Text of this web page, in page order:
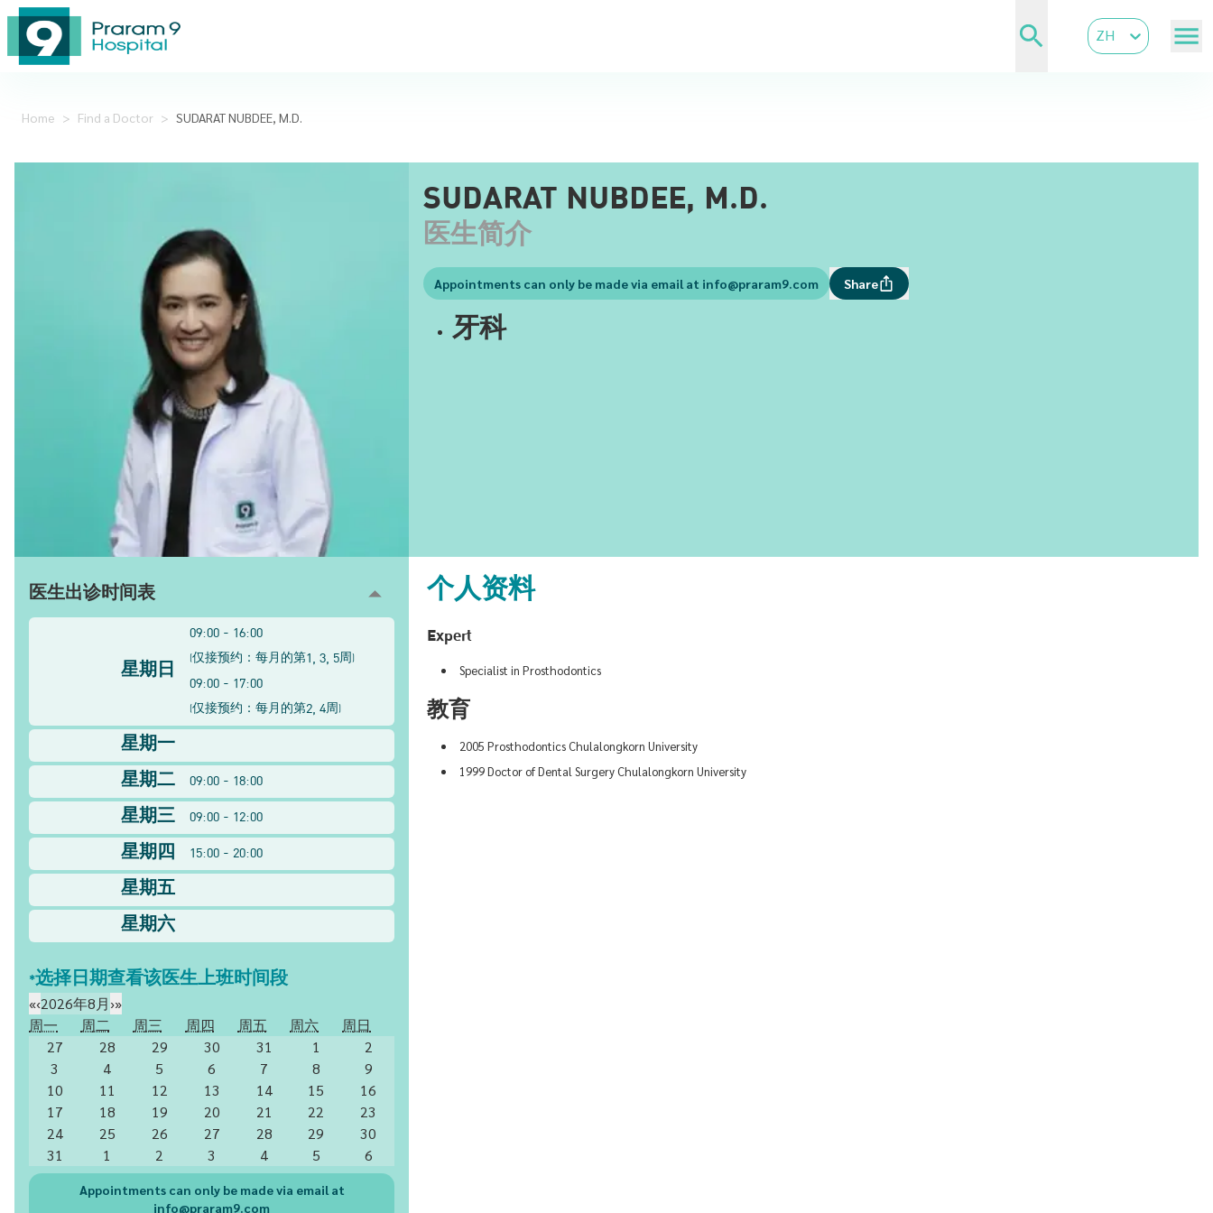
ZH
Home > Find a Doctor > SUDARAT NUBDEE, M.D.
SUDARAT NUBDEE, M.D.
医生简介
Appointments can only be made via email at info@praram9.com Share
牙科
医生出诊时间表
星期日
09:00 - 16:00
(仅接预约：每月的第1, 3, 5周)
09:00 - 17:00
(仅接预约：每月的第2, 4周)
星期一
星期二
09:00 - 18:00
星期三
09:00 - 12:00
星期四
15:00 - 20:00
星期五
星期六
*选择日期查看该医生上班时间段
«‹2026年8月›»
周一
周二 周三 周四 周五 周六
周日
27
28 29 30 31 1
2
3
4 5 6 7 8
9
10
11 12 13 14 15
16
17
18 19 20 21 22
23
24
25 26 27 28 29
30
31
1 2 3 4 5 6
Appointments can only be made via email at
info@praram9.com
个人资料
Expert
Specialist in Prosthodontics
教育
2005 Prosthodontics Chulalongkorn University
1999 Doctor of Dental Surgery Chulalongkorn University